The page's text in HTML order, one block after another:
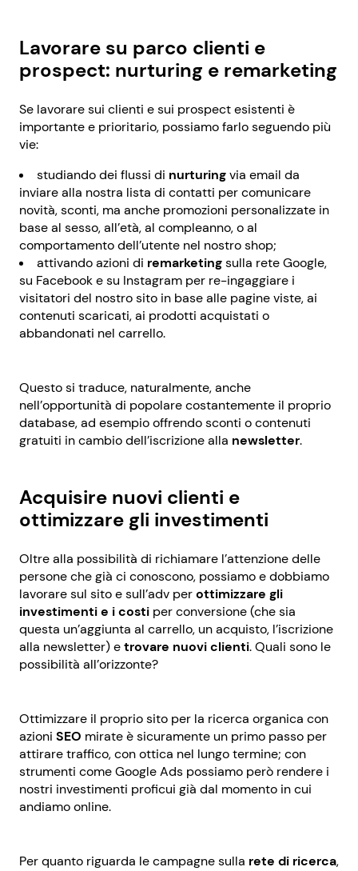
Lavorare su parco clienti e
prospect: nurturing e remarketing
Se lavorare sui clienti e sui prospect esistenti è
importante e prioritario, possiamo farlo seguendo più
vie:
studiando dei flussi di nurturingvia email da
inviare alla nostra lista di contatti per comunicare
novità, sconti, ma anche promozioni personalizzate in
base al sesso, all’età, al compleanno, o al
comportamento dell’utente nel nostro shop;
attivando azioni di remarketingsulla rete Google,
su Facebook e su Instagram per re-ingaggiare i
visitatori del nostro sito in base alle pagine viste, ai
contenuti scaricati, ai prodotti acquistati o
abbandonati nel carrello.
Questo si traduce, naturalmente, anche
nell’opportunità di popolare costantemente il proprio
database, ad esempio offrendo sconti o contenuti
gratuiti in cambio dell’iscrizione alla newsletter.
Acquisire nuovi clienti e
ottimizzare gli investimenti
Oltre alla possibilità di richiamare l’attenzione delle
persone che già ci conoscono, possiamo e dobbiamo
lavorare sul sito e sull’adv perottimizzare gli
investimenti e i costi per conversione (che sia
questa un’aggiunta al carrello, un acquisto, l’iscrizione
alla newsletter) etrovare nuovi clienti. Quali sono le
possibilità all’orizzonte?
Ottimizzare il proprio sito per la ricerca organica con
azioni SEO mirate è sicuramente un primo passo per
attirare traffico, con ottica nel lungo termine; con
strumenti come Google Ads possiamo però rendere i
nostri investimenti proficui già dal momento in cui
andiamo online.
Per quanto riguarda le campagne sulla rete di ricerca,